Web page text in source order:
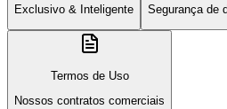
Exclusivo & Inteligente
Segurança de
Termos de Uso
Nossos contratos comerciais